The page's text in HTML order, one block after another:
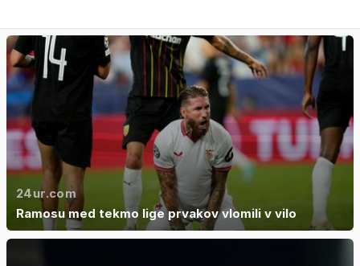
24ur.com
Ramosu med tekmo lige prvakov vlomili v vilo